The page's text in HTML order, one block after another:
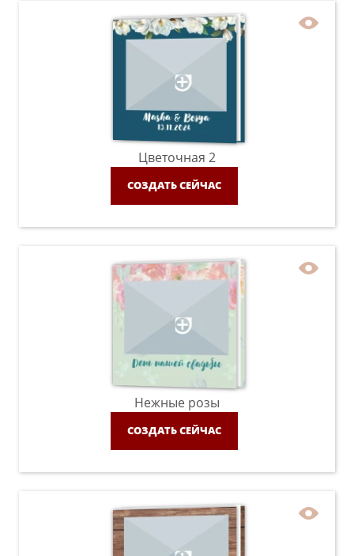
Цветочная 2
СОЗДАТЬ СЕЙЧАС
Нежные розы
СОЗДАТЬ СЕЙЧАС